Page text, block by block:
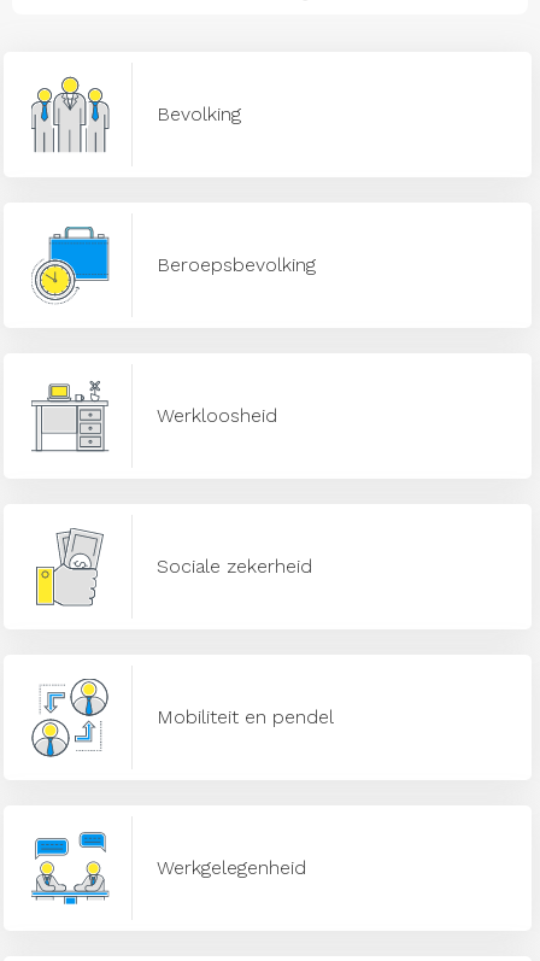
Bevolking
Beroepsbevolking
Werkloosheid
Sociale zekerheid
Mobiliteit en pendel
Werkgelegenheid